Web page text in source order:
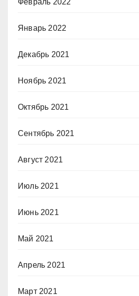
Январь 2022
Декабрь 2021
Ноябрь 2021
Октябрь 2021
Сентябрь 2021
Август 2021
Июль 2021
Июнь 2021
Май 2021
Апрель 2021
Март 2021